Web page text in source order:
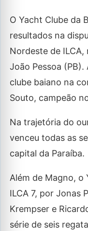
O Yacht Clube da
resultados na
Nordeste de
João Pessoa
clube baiano na
Souto, campeão
Na trajetória do
venceu todas as
capital da Paraíba.
Além de Magno, o
ILCA 7, por Jonas
Krempser e
série de seis